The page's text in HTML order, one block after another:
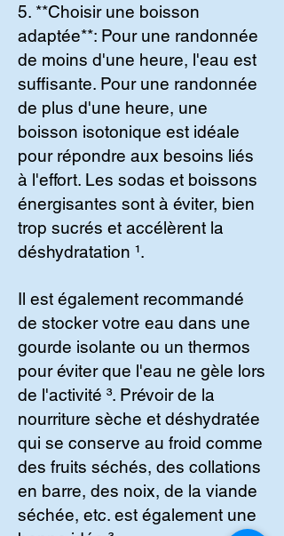
5. **Choisir une boisson
adaptée**: Pour une randonnée
de moins d'une heure, l'eau est
suffisante. Pour une randonnée
de plus d'une heure, une
boisson isotonique est idéale
pour répondre aux besoins liés
à l'effort. Les sodas et boissons
énergisantes sont à éviter, bien
trop sucrés et accélèrent la
déshydratation ¹.
Il est également recommandé
de stocker votre eau dans une
gourde isolante ou un thermos
pour éviter que l'eau ne gèle lors
de l'activité ³. Prévoir de la
nourriture sèche et déshydratée
qui se conserve au froid comme
des fruits séchés, des collations
en barre, des noix, de la viande
séchée, etc. est également une